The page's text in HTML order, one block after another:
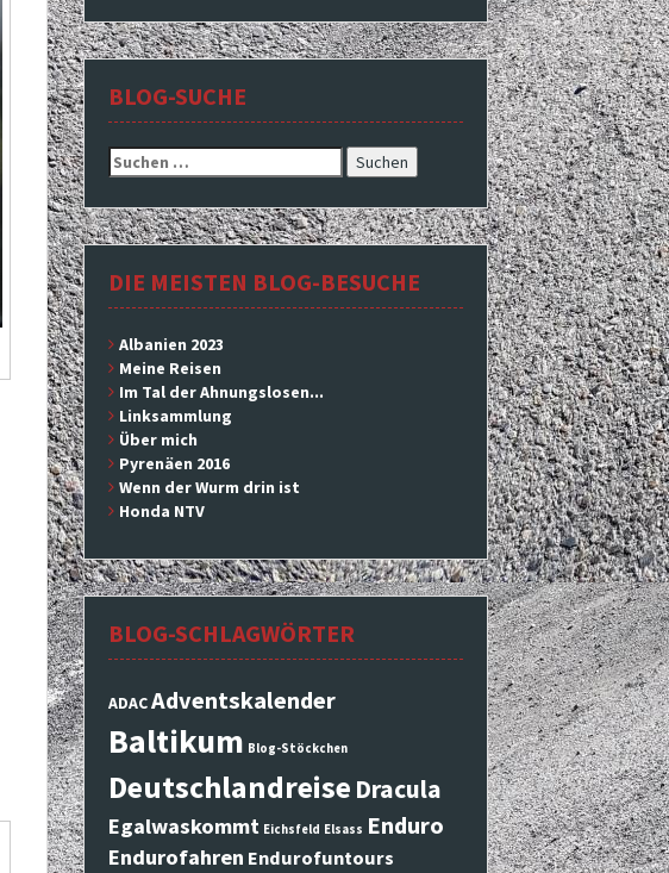
BLOG-SUCHE
Suchen
nach:
DIE MEISTEN BLOG-BESUCHE
Albanien 2023
Meine Reisen
Im Tal der Ahnungslosen...
Linksammlung
Über mich
Pyrenäen 2016
Wenn der Wurm drin ist
Honda NTV
BLOG-SCHLAGWÖRTER
ADACAdventskalender
Baltikum Blog-Stöckchen
Deutschlandreise Dracula
Egalwaskommt Eichsfeld Elsass Enduro
Endurofahren Endurofuntours